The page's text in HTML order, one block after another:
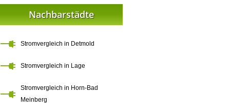
Nachbarstädte
Stromvergleich in Detmold
Stromvergleich in Lage
Stromvergleich in Horn-Bad
Meinberg